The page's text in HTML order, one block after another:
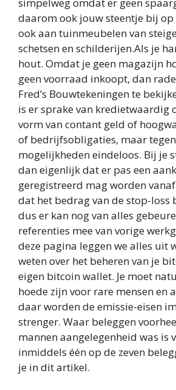
daarom ook jouw steentje bij
ook aan tuinmeubelen van
schetsen en schilderijen.Als je
hout. Omdat je geen magazijn
geen voorraad inkoopt, dan
Fred’s Bouwtekeningen te
is er sprake van kredietwaardig
vorm van contant geld of
of bedrijfsobligaties, maar
mogelijkheden eindeloos. Bij je
dan eigenlijk dat er pas een
geregistreerd mag worden
dat het bedrag van de stop-loss
dus er kan nog van alles
referenties mee van vorige
deze pagina leggen we alles uit
weten over het beheren van je
eigen bitcoin wallet. Je moet
hoede zijn voor rare mensen en
daar worden de emissie-eisen
strenger. Waar beleggen
mannen aangelegenheid was is
inmiddels één op de zeven
je in dit artikel.